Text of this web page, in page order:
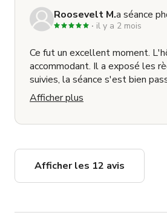
Roosevelt M.a séance
il y a 2 mois
Ce fut un excellent moment.
accommodant. Il a exposé les
suivies, la séance s'est bien
apprécié le reste de la journée.
Afficher plus
Afficher les 12 avis